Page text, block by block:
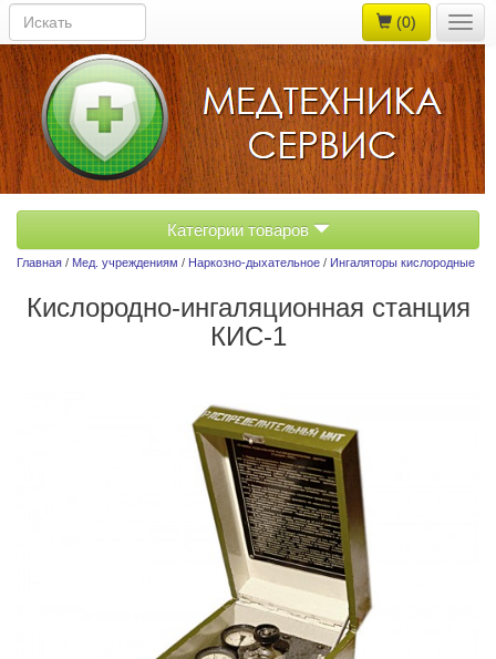
(0)
Категории товаров
Главная / Мед. учреждениям / Наркозно-дыхательное / Ингаляторы кислородные
Кислородно-ингаляционная станция
КИС-1